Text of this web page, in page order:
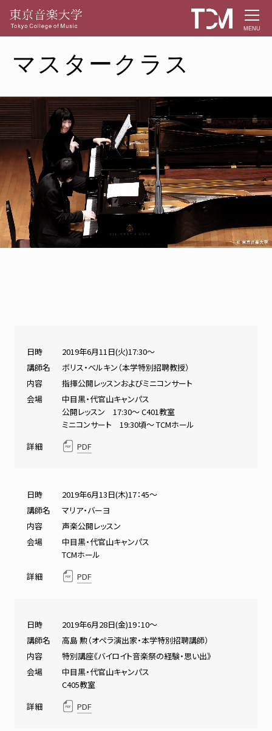
MENU
マスタークラス
日時
2019年6月11日(火)17:30～
講師名
ボリス・ベルキン（本学特別招聘教授）
内容
指揮公開レッスンおよびミニコンサート
会場
中目黒・代官山キャンパス
公開レッスン 17:30～ C401教室
ミニコンサート 19:30頃～ TCMホール
詳細
PDF
日時
2019年6月13日(木)17：45～
講師名
マリア・バーヨ
内容
声楽公開レッスン
会場
中目黒・代官山キャンパス
TCMホール
詳細
PDF
日時
2019年6月28日(金)19：10～
講師名
高島 勲（オペラ演出家・本学特別招聘講師）
内容
特別講座《バイロイト音楽祭の経験・思い出》
会場
中目黒・代官山キャンパス
C405教室
詳細
PDF